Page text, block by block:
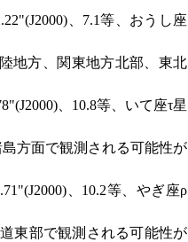
、7.1等、おうし座
地方、関東地方北部、東北
、10.8等、いて座τ星
方面で観測される可能性が
、10.2等、やぎ座ρ
東部で観測される可能性が